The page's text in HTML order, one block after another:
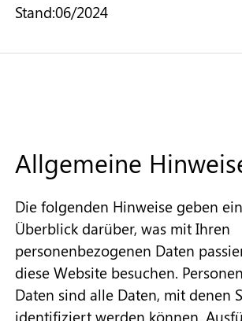
Infos zur TZA
Pflege TZA
ESF-
Downloads &
Stand:06/2024
Allgemeine
Die folgenden Hinweise geben
Überblick darüber, was mit Ihren
personenbezogenen Daten
diese Website besuchen.
Daten sind alle Daten, mit denen
identifiziert werden können.